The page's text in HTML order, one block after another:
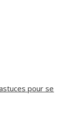
pour se